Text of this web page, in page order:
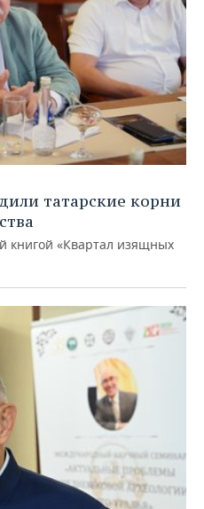
татарские корни
книгой «Квартал изящных